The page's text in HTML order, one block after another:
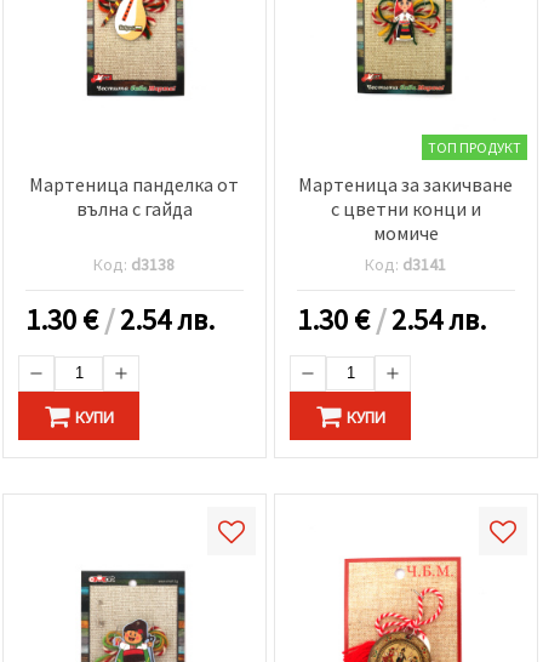
Мартеница панделка от
вълна с гайда
Код: d3138
1.30€/2.54 лв.
КУПИ
ТОП ПРОДУКТ
Мартеница за закичване
с цветни конци и
момиче
Код: d3141
1.30€/2.54 лв.
КУПИ